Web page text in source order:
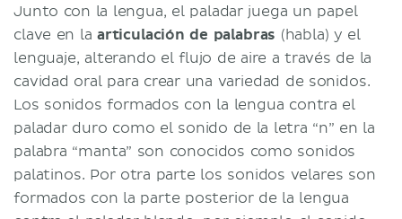
Junto con la lengua, el paladar juega un papel
clave en la articulación de palabras (habla) y el
lenguaje, alterando el flujo de aire a través de la
cavidad oral para crear una variedad de sonidos.
Los sonidos formados con la lengua contra el
paladar duro como el sonido de la letra “n” en la
palabra “manta” son conocidos como sonidos
palatinos. Por otra parte los sonidos velares son
formados con la parte posterior de la lengua